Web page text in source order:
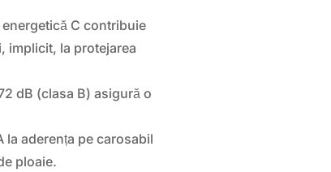
C contribuie
implicit, la protejarea
dB (clasa B) asigură o
la aderența pe carosabil
ploaie.